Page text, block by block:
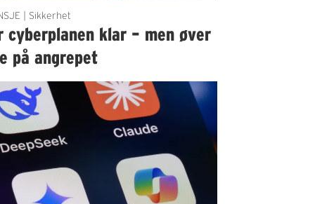
| Sikkerhet
cyberplanen klar – men øver
på angrepet